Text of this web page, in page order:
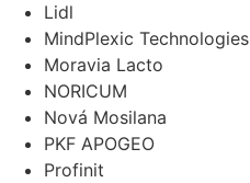
Lidl
MindPlexic Technologies
Moravia Lacto
NORICUM
Nová Mosilana
PKF APOGEO
Profinit